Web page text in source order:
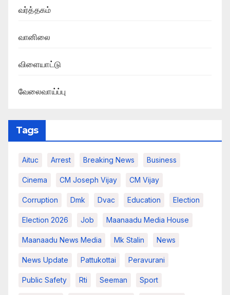
வர்த்தகம்
வானிலை
விளையாட்டு
வேலைவாய்ப்பு
Tags
Aituc Arrest Breaking News​ Business
Cinema CM Joseph Vijay CM Vijay
Corruption Dmk Dvac Education Election
Election 2026 Job Maanaadu Media House
Maanaadu News Media Mk Stalin News
News Update Pattukottai Peravurani
Public Safety Rti Seeman Sport